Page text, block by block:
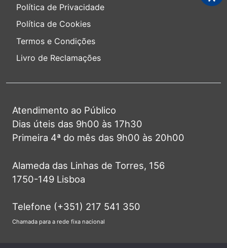
Política de Privacidade
Política de Cookies
Termos e Condições
Livro de Reclamações
Atendimento ao Público
Dias úteis das 9h00 às 17h30
Primeira 4ª do mês das 9h00 às 20h00
Alameda das Linhas de Torres, 156
1750-149 Lisboa
Telefone (+351) 217 541 350
Chamada para a rede fixa nacional